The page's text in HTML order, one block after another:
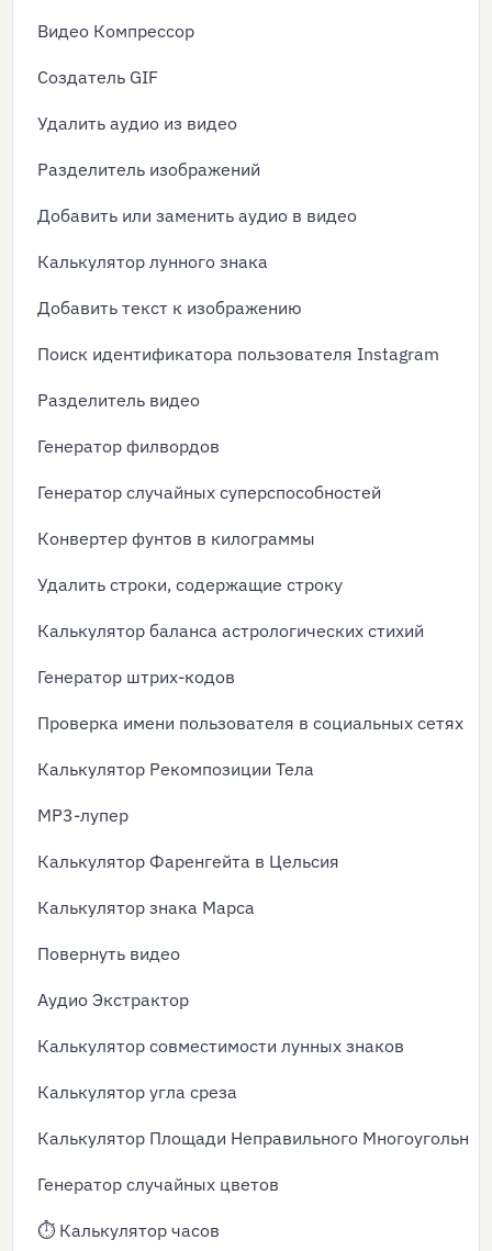
Видео Компрессор
Создатель GIF
Удалить аудио из видео
Разделитель изображений
Добавить или заменить аудио в видео
Калькулятор лунного знака
Добавить текст к изображению
Поиск идентификатора пользователя Instagram
Разделитель видео
Генератор филвордов
Генератор случайных суперспособностей
Конвертер фунтов в килограммы
Удалить строки, содержащие строку
Калькулятор баланса астрологических стихий
Генератор штрих-кодов
Проверка имени пользователя в социальных сетях
Калькулятор Рекомпозиции Тела
MP3-лупер
Калькулятор Фаренгейта в Цельсия
Калькулятор знака Марса
Повернуть видео
Аудио Экстрактор
Калькулятор совместимости лунных знаков
Калькулятор угла среза
Калькулятор Площади Неправильного
Генератор случайных цветов
⏱️ Калькулятор часов